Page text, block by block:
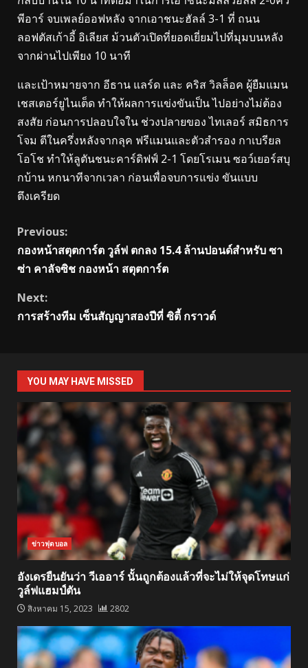
พีอาร์ จบเพลย์ออฟหลัง จากเอาชนะฮัลล์ 3-1 ที่ ถนน
ลอฟตัสเก้าอี้ อิเลียส ม้วนตัวเปิดที่ยอดเยี่ยมไปที่มุมบนหลัง
จากผ่านไปเพียง 10 นาที
และเป้าหมายจาก อีธาน แลร์ด และ คริส วิลล็อค ผู้ยืมแมน
เชสเตอร์ยูไนเต็ด ทำให้ผลการแข่งขันเป็น ไปอย่างไม่ต้อง
สงสัย ก่อนการปลอบใจใน ช่วงปลายของ ไทเลอร์ สมิธการ
โจม ตีในครึ่งหลังจากลุค ฟรีแมนและตัวสำรอง กาเบรียล
โอโช ทำให้ลูตันชนะคาร์ดิฟฟ์ 2-1 โดยโรเมน ซอว์เยอร์สบุ
กบ้าน หกนาทีจากเวลา ก่อนเพื่อจบการแข่ง ขันแบบ
ตึงเครียด
Continue
Reading
Previous:
กองหน้าสตุตการ์ต วูล์ฟ ตกลง 15.4 ล้านปอนด์สำหรับ ซา
ซ่า คาลัจซิช กองหน้า สตุตการ์ต
Next:
การสร้างทีม เซ็นสัญญาสองปีที่ ซิตี้ กราวด์
YOU MAY HAVE MISSED
ข่าวฟุตบอล
อังเดรยืนยันว่า วีเออาร์ นั้นถูกต้องแล้วที่จะไม่ให้จุดโทษแก่
วูล์ฟแฮมป์ตัน
สิงหาคม 15, 2023 2802